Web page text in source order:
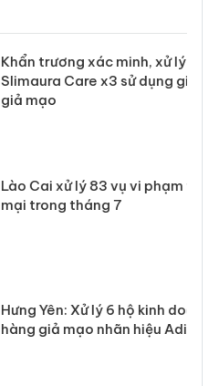
xác minh, xử lý sản phẩm
x3 sử dụng giấy phép
lý 83 vụ vi phạm thương
7
lý 6 hộ kinh doanh bán
nhãn hiệu Adidas, Nike